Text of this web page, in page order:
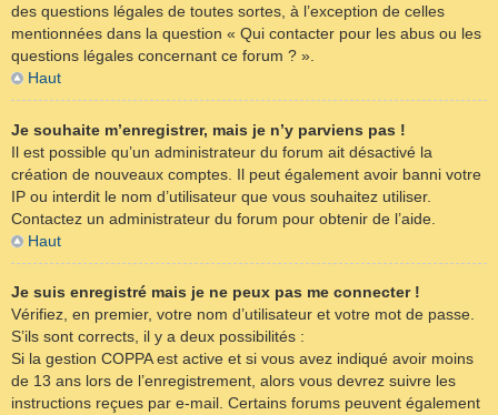
des questions légales de toutes sortes, à l’exception de celles
mentionnées dans la question « Qui contacter pour les abus ou les
questions légales concernant ce forum ? ».
Haut
Je souhaite m’enregistrer, mais je n’y parviens pas !
Il est possible qu’un administrateur du forum ait désactivé la
création de nouveaux comptes. Il peut également avoir banni votre
IP ou interdit le nom d’utilisateur que vous souhaitez utiliser.
Contactez un administrateur du forum pour obtenir de l’aide.
Haut
Je suis enregistré mais je ne peux pas me connecter !
Vérifiez, en premier, votre nom d’utilisateur et votre mot de passe.
S’ils sont corrects, il y a deux possibilités :
Si la gestion COPPA est active et si vous avez indiqué avoir moins
de 13 ans lors de l’enregistrement, alors vous devrez suivre les
instructions reçues par e-mail. Certains forums peuvent également